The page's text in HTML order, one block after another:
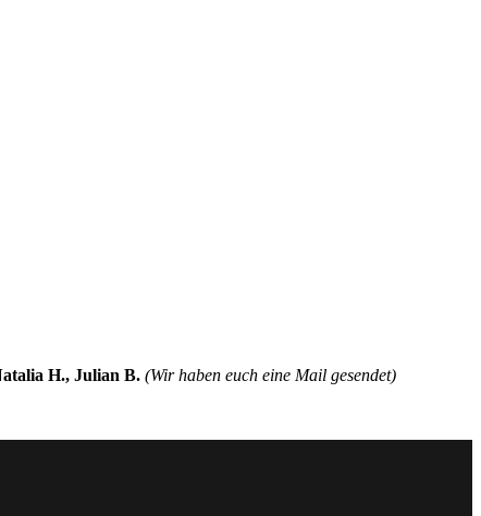
H., Julian B. (Wir haben euch eine Mail gesendet)